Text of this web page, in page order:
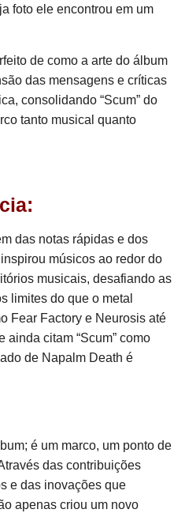
foto ele encontrou em um
de como a arte do álbum
das mensagens e críticas
consolidando “Scum” do
tanto musical quanto
das notas rápidas e dos
músicos ao redor do
musicais, desafiando as
limites do que o metal
Fear Factory e Neurosis até
ainda citam “Scum” como
de Napalm Death é
é um marco, um ponto de
das contribuições
e das inovações que
apenas criou um novo